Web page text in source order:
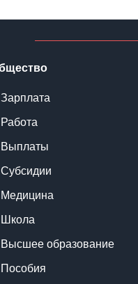
Зарплата
Работа
Выплаты
Субсидии
Медицина
Школа
Высшее образование
Пособия